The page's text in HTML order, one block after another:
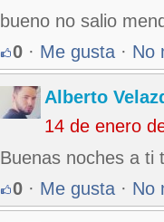
bueno no salio
0 · Me gusta · No
Alberto
14 de enero
Buenas noches a
0 · Me gusta · No